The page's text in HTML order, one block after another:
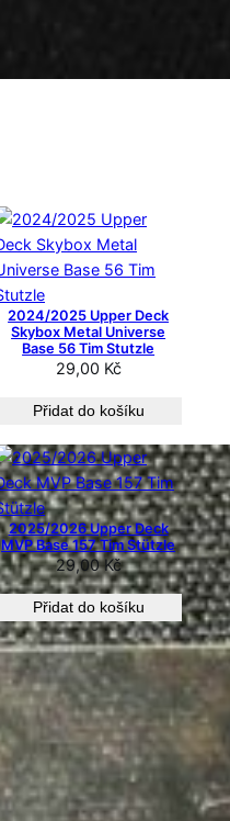
2024/2025 Upper Deck
Skybox Metal Universe
Base 56 Tim Stutzle
29,00 Kč
Přidat do košíku
2025/2026 Upper Deck
MVP Base 157 Tim Stützle
29,00Kč
Přidat do košíku